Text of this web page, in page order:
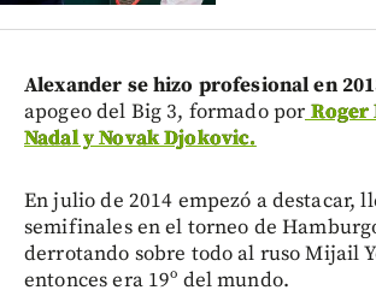
Alexander se hizo profesional en
apogeo del Big 3, formado por Roger
Nadal y Novak Djokovic.
En julio de 2014 empezó a destacar,
semifinales en el torneo de
derrotando sobre todo al ruso Mijail
entonces era 19º del mundo.